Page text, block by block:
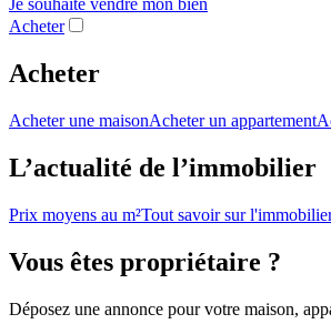
Je souhaite vendre mon bien
Acheter
Acheter
Acheter une maisonAcheter un appartement
L’actualité de l’immobilier
Prix moyens au m²Tout savoir sur
Vous êtes propriétaire ?
Déposez une annonce pour votre maison,